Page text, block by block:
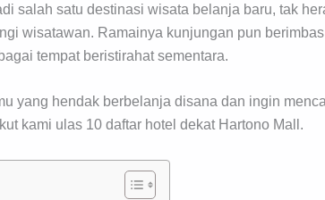
salah satu destinasi wisata belanja baru, tak
wisatawan. Ramainya kunjungan pun
tempat beristirahat sementara.
yang hendak berbelanja disana dan ingin
kami ulas 10 daftar hotel dekat Hartono Mall.